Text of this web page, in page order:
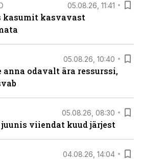
05.08.26, 11:41
kasumit kasvavast
05.08.26, 10:40
anna odavalt ära ressurssi,
05.08.26, 08:30
viiendat kuud järjest
04.08.26, 14:04